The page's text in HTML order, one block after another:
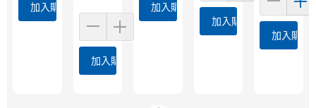
加入購物車
加入購物車
加入購物車
加入購物車
加入購物